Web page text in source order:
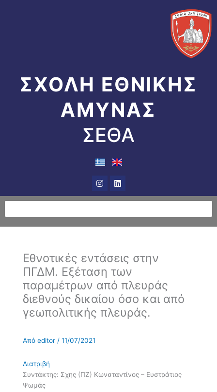
ΣΧΟΛΗ ΕΘΝΙΚΗΣ
ΑΜΥΝΑΣ
ΣΕΘΑ
InstagramLinkedin
Εθνοτικές εντάσεις στην
ΠΓΔΜ. Εξέταση των
παραμέτρων από πλευράς
διεθνούς δικαίου όσο και από
γεωπολιτικής πλευράς.
Απόeditor /11/07/2021
Διατριβή
Συντάκτης: Σχης (ΠΖ) Κωνσταντίνος – Ευστράτιος
Ψωμάς